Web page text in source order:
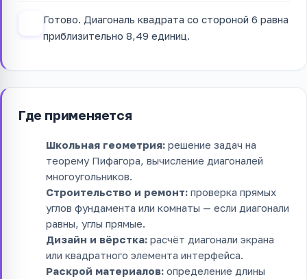
Готово. Диагональ квадрата со стороной 6 равна
приблизительно 8,49 единиц.
Где применяется
Школьная геометрия: решение задач на
теорему Пифагора, вычисление диагоналей
многоугольников.
Строительство и ремонт: проверка прямых
углов фундамента или комнаты — если диагонали
равны, углы прямые.
Дизайн и вёрстка: расчёт диагонали экрана
или квадратного элемента интерфейса.
Раскрой материалов: определение длины